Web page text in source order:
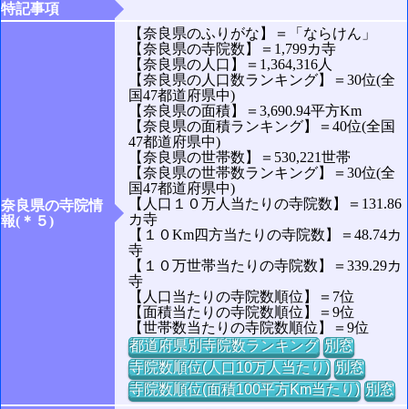
特記事項
奈良県の寺院情
報(＊５)
【奈良県のふりがな】＝「ならけん」
【奈良県の寺院数】＝1,799カ寺
【奈良県の人口】＝1,364,316人
【奈良県の人口数ランキング】＝30位(全
国47都道府県中)
【奈良県の面積】＝3,690.94平方Km
【奈良県の面積ランキング】＝40位(全国
47都道府県中)
【奈良県の世帯数】＝530,221世帯
【奈良県の世帯数ランキング】＝30位(全
国47都道府県中)
【人口１０万人当たりの寺院数】＝131.86
カ寺
【１０Km四方当たりの寺院数】＝48.74カ
寺
【１０万世帯当たりの寺院数】＝339.29カ
寺
【人口当たりの寺院数順位】＝7位
【面積当たりの寺院数順位】＝9位
【世帯数当たりの寺院数順位】＝9位
都道府県別寺院数ランキング 別窓
寺院数順位(人口10万人当たり) 別窓
寺院数順位(面積100平方Km当たり) 別窓